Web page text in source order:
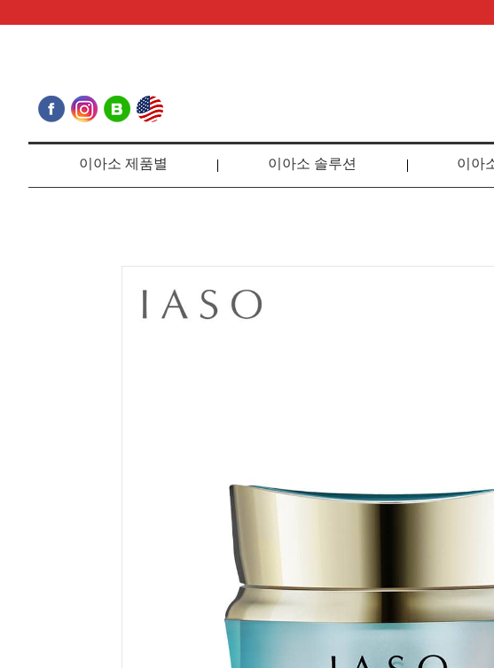
이아소 제품별 이아소 솔루션 이아